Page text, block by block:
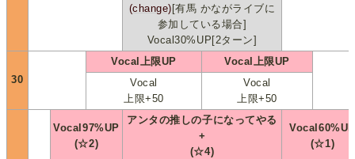
(change) [有馬 かながライブに
参加している場合]
Vocal30%UP[2ターン]
30
Vocal上限UP
Vocal上限UP
Vocal
上限+50
Vocal
上限+50
Vocal97%UP
(☆2)
アンタの推しの子になってやる
+
(☆4)
Vocal60%UP
(☆1)